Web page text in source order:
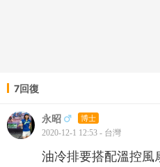
7回復
永昭 博士
2020-12-1 12:53 - 台灣
油冷排要搭配溫控風